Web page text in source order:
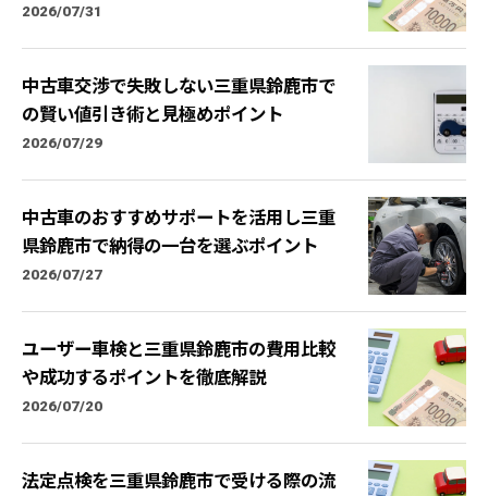
2026/07/31
中古車交渉で失敗しない三重県鈴鹿市で
の賢い値引き術と見極めポイント
2026/07/29
中古車のおすすめサポートを活用し三重
県鈴鹿市で納得の一台を選ぶポイント
2026/07/27
ユーザー車検と三重県鈴鹿市の費用比較
や成功するポイントを徹底解説
2026/07/20
法定点検を三重県鈴鹿市で受ける際の流